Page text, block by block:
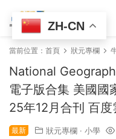
當前位置： 首頁 狀元專欄
National
電子版合集 美國國
25年12月合刊 百度
最新 狀元專欄 · 小學
ZH-CN